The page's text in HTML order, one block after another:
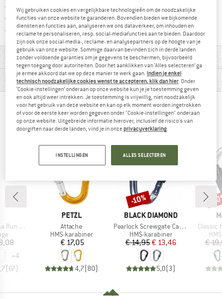
100 dagen bedenktijd Vind de betalingsinformatie hier!
> 4.000.000 tevreden klanten
Alle artikelen in voorraad
MATERIAALGEGEVENS & KENMERKEN
PRODUCTBESCHRIJVING
BERGVRIENDEN DIE DIT BEKEKEN HEBBEN,
KEKEN OOK NAAR
+4
(67)
MERK
PETZL
Artikel
Attache
Productgroep
HMS-karabiner
Prijs
€ 17,05
4,7(80)
MERK
BLACK DIAMOND
Artikel
Pearlock Screwgate Carabiner
Productgroep
HMS-karabiner
Prijs
€ 14,95Verlaagde prijs
€ 13,46
5,0(3)
Korting
-10%
Artikel
Classic
€
-
Wij gebruiken cookies en vergelijkbare technologieën om de noodzakelijke
functies van onze website te garanderen. Bovendien bieden we bijkomende
diensten en functies aan, analyseren we ons dataverkeer, om inhouden en
reclame te personaliseren, resp. social-mediafuncties aan te bieden. Daardoor
zijn ook onze social-media-, reclame- en analysepartners op de hoogte van je
gebruik van onze website. Sommige daarvan bevinden zich in derde landen
zonder voldoende garanties om je gegevens te beschermen, bijvoorbeeld
tegen toegang door autoriteiten. Door het aanklikken van ‘Alles selecteren’ ga
je ermee akkoord dat we op deze manier te werk gaan. Indien je enkel
technisch noodzakelijke cookies wenst te accepteren, klik dan hier. Onder
‘Cookie-instellingen’ onderaan op onze website kun je je toestemming geven
en ook altijd weer intrekken. Je toestemming is vrijwillig, niet noodzakelijk
voor het gebruik van deze website en kan op elk moment worden ingetrokken
of voor de eerste keer worden gegeven onder "Cookie-instellingen" onderaan
op onze website. Uitgebreide informatie hierover, inclusief de risico's van
doorgiften naar derde landen, vind je in onze privacyverklaring.
INSTELLINGEN ALLES SELECTEREN